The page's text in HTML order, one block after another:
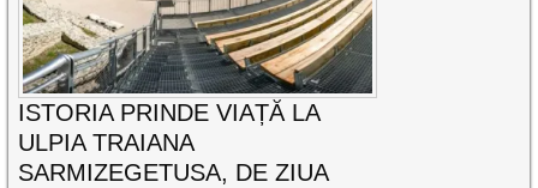
ISTORIA PRINDE VIAȚĂ LA
ULPIA TRAIANA
SARMIZEGETUSA, DE ZIUA